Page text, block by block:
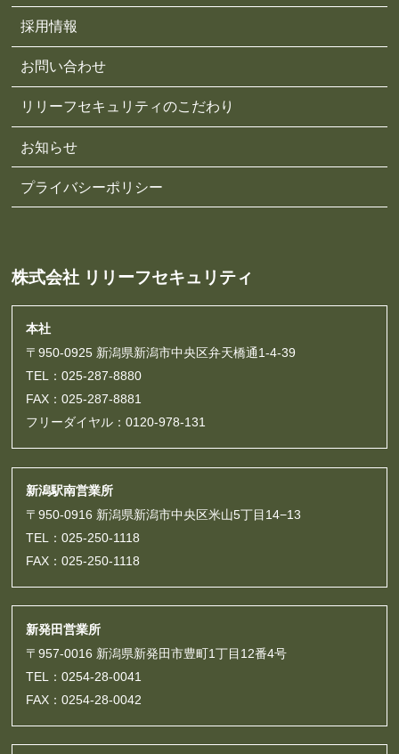
採用情報
お問い合わせ
リリーフセキュリティのこだわり
お知らせ
プライバシーポリシー
株式会社 リリーフセキュリティ
本社
〒950-0925 新潟県新潟市中央区弁天橋通1-4-39
TEL：025-287-8880
FAX：025-287-8881
フリーダイヤル：0120-978-131
新潟駅南営業所
〒950-0916 新潟県新潟市中央区米山5丁目14−13
TEL：025-250-1118
FAX：025-250-1118
新発田営業所
〒957-0016 新潟県新発田市豊町1丁目12番4号
TEL：0254-28-0041
FAX：0254-28-0042